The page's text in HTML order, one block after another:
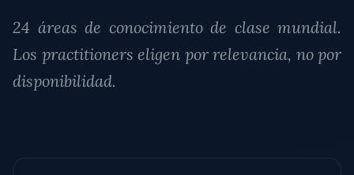
24 áreas de conocimiento de clase mundial.
Los practitioners eligen por relevancia, no por
disponibilidad.